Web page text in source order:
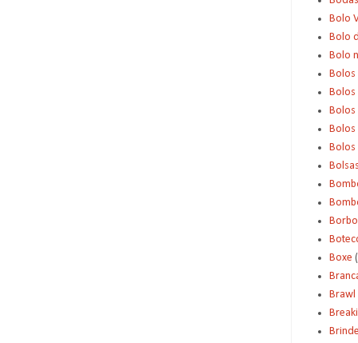
Bolo
Bolo
Bolo
Bolos
Bolos
Bolos
Bolos
Bolos
Boxe
Brawl